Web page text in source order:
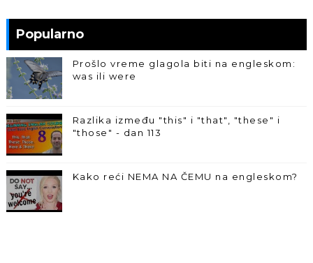
Popularno
Prošlo vreme glagola biti na engleskom:
was ili were
Razlika između "this" i "that", "these" i
"those" - dan 113
Kako reći NEMA NA ČEMU na engleskom?